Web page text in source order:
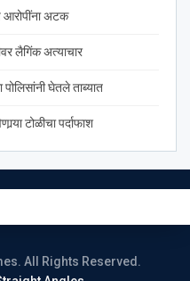
आरोपींना अटक
लैगिंक अत्याचार
घेतले ताब्यात
टोळीचा पर्दाफाश
All Rights Reserved.